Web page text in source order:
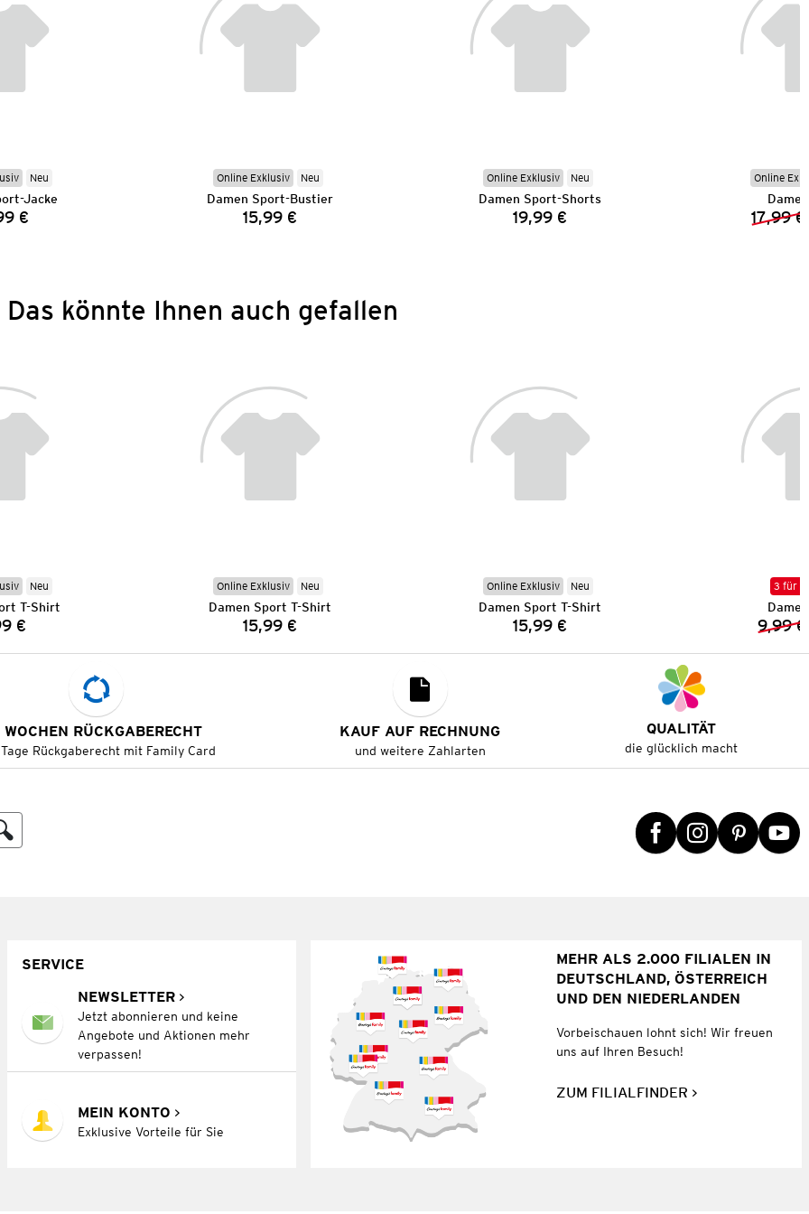
Neu
Jacke
€
Online Exklusiv Neu
Damen Sport-Bustier
Preis:
15,99 €
Online Exklusiv Neu
Damen Sport-Shorts
Preis:
19,99 €
Online
17,99 €
Das könnte Ihnen auch gefallen
Neu
T-Shirt
€
Online Exklusiv Neu
Damen Sport T-Shirt
Preis:
15,99 €
Online Exklusiv Neu
Damen Sport T-Shirt
Preis:
15,99 €
3 für 2
9,99 €
RÜCKGABERECHT
Rückgaberecht mit Family Card
KAUF AUF RECHNUNG
und weitere Zahlarten
QUALITÄT
die glücklich macht
SERVICE
NEWSLETTER
Jetzt abonnieren und keine
Angebote und Aktionen mehr
verpassen!
MEIN KONTO
Exklusive Vorteile für Sie
MEHR ALS 2.000 FILIALEN IN
DEUTSCHLAND, ÖSTERREICH
UND DEN NIEDERLANDEN
Vorbeischauen lohnt sich! Wir freuen
uns auf Ihren Besuch!
ZUM FILIALFINDER